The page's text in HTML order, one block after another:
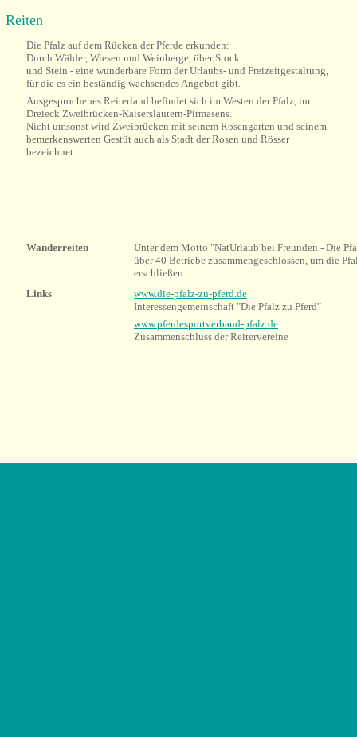
Reiten
Die Pfalz auf dem Rücken der Pferde erkunden:
Durch Wälder, Wiesen und Weinberge, über Stock
und Stein - eine wunderbare Form der Urlaubs- und Freizeitgestaltung,
für die es ein beständig wachsendes Angebot gibt.
Ausgesprochenes Reiterland befindet sich im Westen der Pfalz, im
Dreieck Zweibrücken-Kaiserslautern-Pirmasens.
Nicht umsonst wird Zweibrücken mit seinem Rosengarten und seinem
bemerkenswerten Gestüt auch als Stadt der Rosen und Rösser
bezeichnet.
Wanderreiten
Unter dem Motto "NatUrlaub bei Freunden - Die
über 40 Betriebe zusammengeschlossen, um die
erschließen.
Links
www.die-pfalz-zu-pferd.de
Interessengemeinschaft "Die Pfalz zu Pferd"
www.pferdesportverband-pfalz.de
Zusammenschluss der Reitervereine